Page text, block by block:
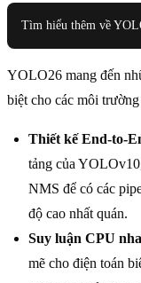
Tìm hiểu thêm về
YOLO26 mang đến
biệt cho các môi
Thiết kế End-to-
tảng của
NMS để có các
độ cao nhất quán.
Suy luận CPU
mẽ cho điện toán